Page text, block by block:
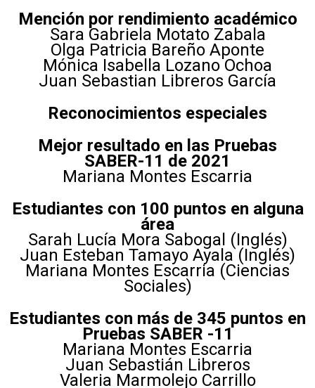
Mención por rendimiento académico
Sara Gabriela Motato Zabala
Olga Patricia Bareño Aponte
Mónica Isabella Lozano Ochoa
Juan Sebastian Libreros García
Reconocimientos especiales
Mejor resultado en las Pruebas
SABER-11 de 2021
Mariana Montes Escarria
Estudiantes con 100 puntos en alguna
área
Sarah Lucía Mora Sabogal (Inglés)
Juan Esteban Tamayo Ayala (Inglés)
Mariana Montes Escarria (Ciencias
Sociales)
Estudiantes con más de 345 puntos en
Pruebas SABER -11
Mariana Montes Escarria
Juan Sebastián Libreros
Valeria Marmolejo Carrillo